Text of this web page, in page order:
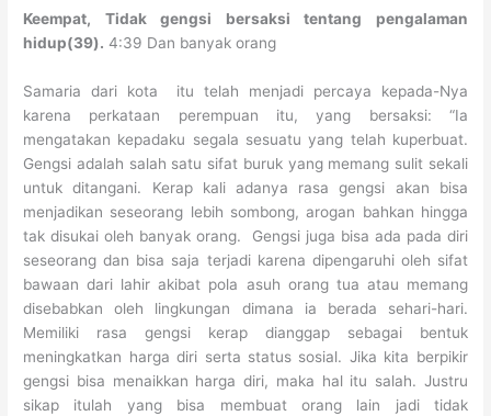
Keempat, Tidak gengsi bersaksi tentang pengalaman
hidup(39). 4:39 Dan banyak orang
Samaria dari kota
itu telah menjadi percaya kepada-Nya
karena perkataan perempuan itu, yang bersaksi: “Ia
mengatakan kepadaku segala sesuatu yang telah kuperbuat.
Gengsi adalah salah satu sifat buruk yang memang sulit sekali
untuk ditangani. Kerap kali adanya rasa gengsi akan bisa
menjadikan seseorang lebih sombong, arogan bahkan hingga
tak disukai oleh banyak orang. Gengsi juga bisa ada pada diri
seseorang dan bisa saja terjadi karena dipengaruhi oleh sifat
bawaan dari lahir akibat pola asuh orang tua atau memang
disebabkan oleh lingkungan dimana ia berada sehari-hari.
Memiliki rasa gengsi kerap dianggap sebagai bentuk
meningkatkan harga diri serta status sosial. Jika kita berpikir
gengsi bisa menaikkan harga diri, maka hal itu salah. Justru
sikap itulah yang bisa membuat orang lain jadi tidak